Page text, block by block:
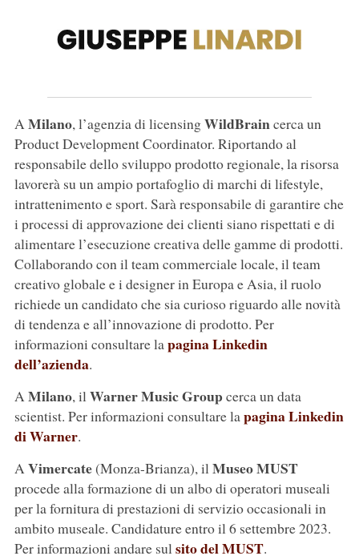
AMilano, l’agenzia di licensingWildBraincerca un
Product Development Coordinator. Riportando al
responsabile dello sviluppo prodotto regionale, la risorsa
lavorerà su un ampio portafoglio di marchi di lifestyle,
intrattenimento e sport. Sarà responsabile di garantire che
i processi di approvazione dei clienti siano rispettati e di
alimentare l’esecuzione creativa delle gamme di prodotti.
Collaborando con il team commerciale locale, il team
creativo globale e i designer in Europa e Asia, il ruolo
richiede un candidato che sia curioso riguardo alle novità
di tendenza e all’innovazione di prodotto. Per
informazioni consultare lapagina Linkedin
dell’azienda.
AMilano, ilWarner Music Group cerca un data
scientist. Per informazioni consultare lapagina Linkedin
di Warner.
AVimercate(Monza-Brianza), ilMuseo MUST
procede alla formazione di un albo di operatori museali
per la fornitura di prestazioni di servizio occasionali in
ambito museale. Candidature entro il 6 settembre 2023.
Per informazioni andare sulsito del MUST.